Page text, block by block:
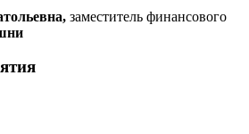
заместитель финансового